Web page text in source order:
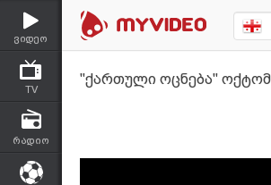
ვიდეო
TV
რადიო
"ქართული ოცნება"